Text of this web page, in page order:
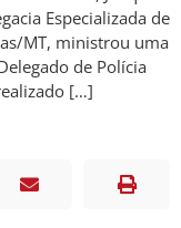
Especializada de
MT, ministrou uma
de Polícia
[…]